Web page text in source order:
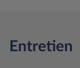
Entretien